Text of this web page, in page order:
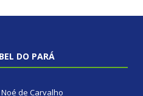
DO PARÁ
de Carvalho